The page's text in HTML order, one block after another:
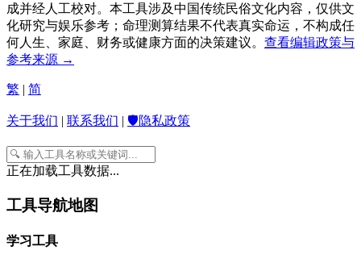
成并经人工校对。本工具涉及中国传统民俗文化内容，仅供文
化研究与娱乐参考；命理测算结果不代表真实命运，不构成任
何人生、家庭、财务或健康方面的决策建议。 查看编辑政策与
参考来源 →
繁 | 简
关于我们 | 联系我们 | 🛡️隐私政策
正在加载工具数据...
工具导航地图
学习工具